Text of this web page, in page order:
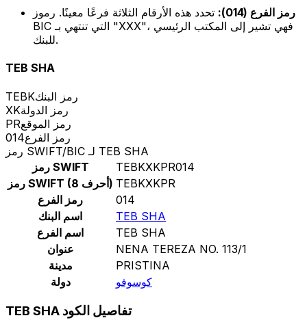
رمز الفرع (014):
تحدد هذه الأرقام الثلاثة فرعًا معينًا. رموز
BIC التي تنتهي بـ "XXX"، فهي تشير إلى المكتب الرئيسي
للبنك.
TEB SHA
TEBKرمز البنك
XKرمز الدولة
PRرمز الموقع
014رمز الفرع
رمز SWIFT/BIC لـ TEB SHA
رمز SWIFT
TEBKXKPR014
رمز SWIFT (8 أحرف) TEBKXKPR
رمز الفرع
014
اسم البنك
TEB SHA
اسم الفرع
TEB SHA
عنوان
NENA TEREZA NO. 113/1
مدينة
PRISTINA
دولة
كوسوفو
TEB SHA تفاصيل الكود